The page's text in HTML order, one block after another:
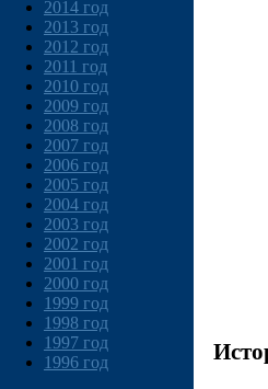
2014 год
2013 год
2012 год
2011 год
2010 год
2009 год
2008 год
2007 год
2006 год
2005 год
2004 год
2003 год
2002 год
2001 год
2000 год
1999 год
1998 год
1997 год
1996 год